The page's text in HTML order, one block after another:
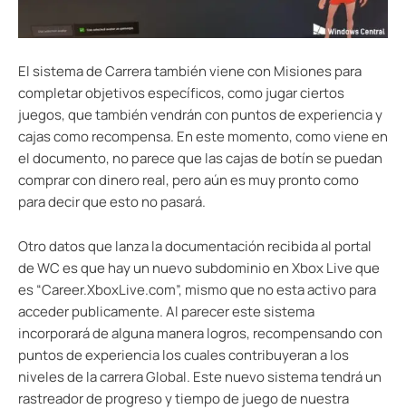
El sistema de Carrera también viene con Misiones para
completar objetivos específicos, como jugar ciertos
juegos, que también vendrán con puntos de experiencia y
cajas como recompensa. En este momento, como viene en
el documento, no parece que las cajas de botín se puedan
comprar con dinero real, pero aún es muy pronto como
para decir que esto no pasará.
Otro datos que lanza la documentación recibida al portal
de WC es que hay un nuevo subdominio en Xbox Live que
es “Career.XboxLive.com”, mismo que no esta activo para
acceder publicamente. Al parecer este sistema
incorporará de alguna manera logros, recompensando con
puntos de experiencia los cuales contribuyeran a los
niveles de la carrera Global. Este nuevo sistema tendrá un
rastreador de progreso y tiempo de juego de nuestra